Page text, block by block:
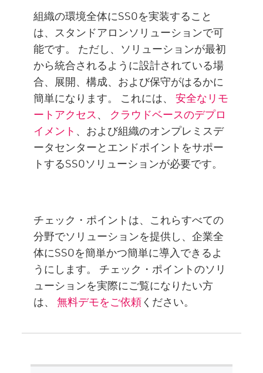
組織の環境全体にSSOを実装すること
は、スタンドアロンソリューションで可
能です。 ただし、ソリューションが最初
から統合されるように設計されている場
合、展開、構成、および保守がはるかに
簡単になります。 これには、安全なリモ
ートアクセス、 クラウドベースのデプロ
イメント 、および組織のオンプレミスデ
ータセンターとエンドポイントをサポー
トするSSOソリューションが必要です。
チェック・ポイントは、これらすべての
分野でソリューションを提供し、企業全
体にSSOを簡単かつ簡単に導入できるよ
うにします。 チェック・ポイントのソリ
ューションを実際にご覧になりたい方
は、無料デモをご依頼ください。